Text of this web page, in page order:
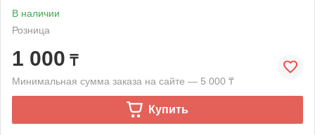
В наличии
Розница
1 000 ₸
Минимальная сумма заказа на сайте — 5 000 ₸
Купить